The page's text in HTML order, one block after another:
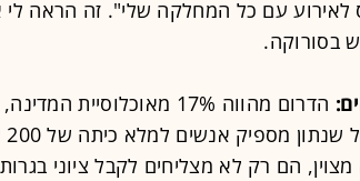
לאירוע עם כל המחלקה שלי". זה הראה לי
בסורוקה.
הם רק לא מצליחים לקבל ציוני